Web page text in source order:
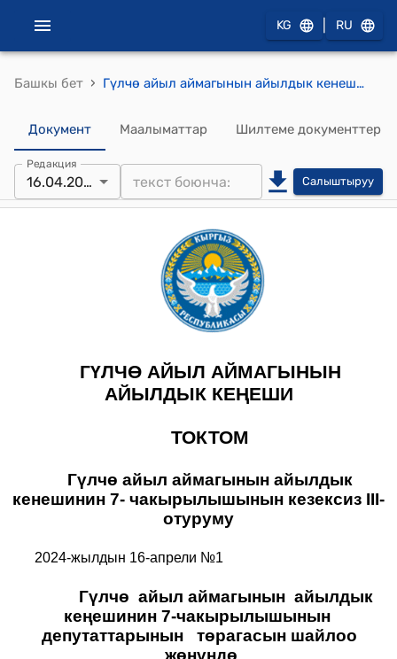
KG RU
Башкы бет › Гүлчө айыл аймагынын айылдык кенешинин 2024-жылдын 16-апрелиндеги №1 "Гүлчө айыл аймагынын айылдык кеңешинин 7-чакырылышынын депутаттарынын төрагасын шайлоо жөнүндө" токтому
Документ Маалыматтар Шилтеме документтер
Редакция
16.04.2024 Салыштыруу